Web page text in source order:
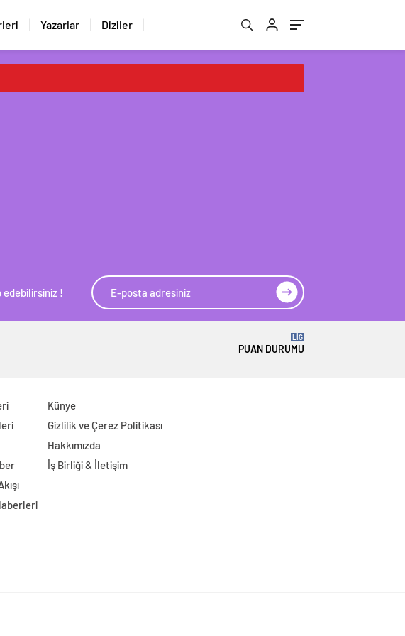
Yazarlar Diziler
edebilirsiniz !
PUAN DURUMU
LİG
Künye
Gizlilik ve Çerez Politikası
Hakkımızda
İş Birliği & İletişim